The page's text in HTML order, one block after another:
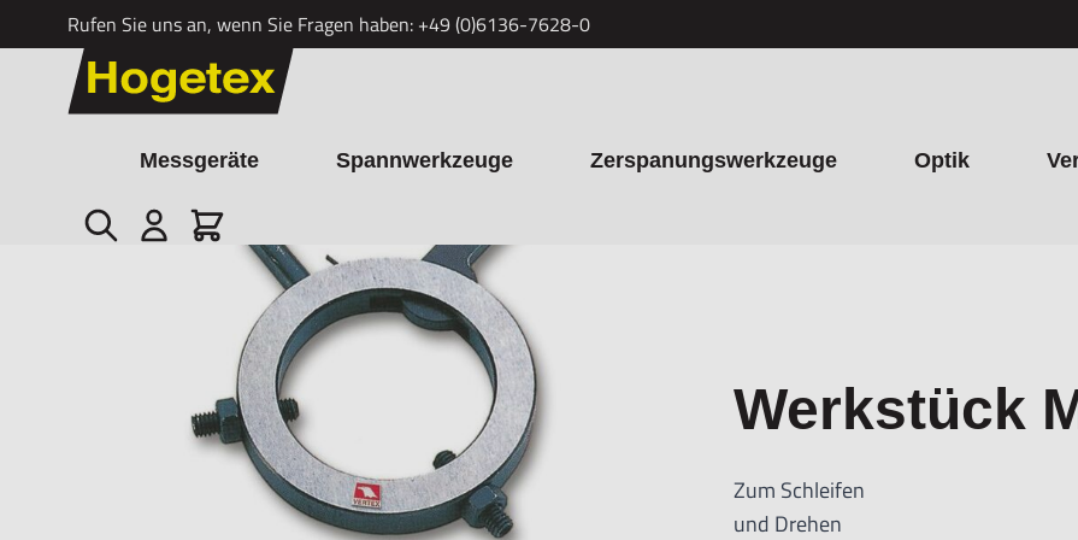
Rufen Sie uns an, wenn Sie Fragen haben: +49 (0)6136-7628-0
Zum Inhalt springen
Messgeräte Spannwerkzeuge Zerspanungswerkzeuge Optik
Suche Cart
Werkstück Mitnehmer DC
Werkstück
Zum Schleifen
und Drehen